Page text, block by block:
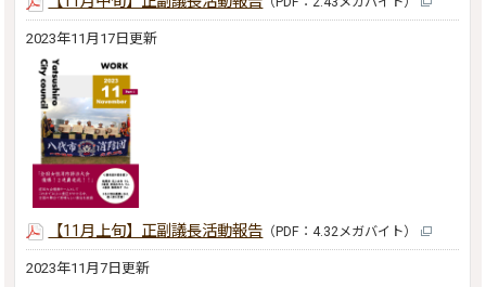
2023年11月17日更新
【11月上旬】正副議長活動報告 （PDF：4.32メガバイト）
2023年11月7日更新